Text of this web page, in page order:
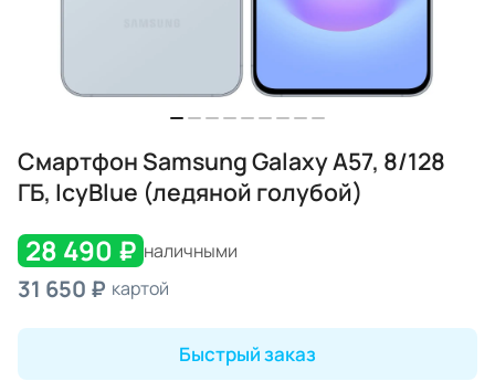
Смартфон Samsung Galaxy A57, 8/128
ГБ, IcyBlue (ледяной голубой)
28 490 ₽ наличными
31 650 ₽ картой
Быстрый заказ